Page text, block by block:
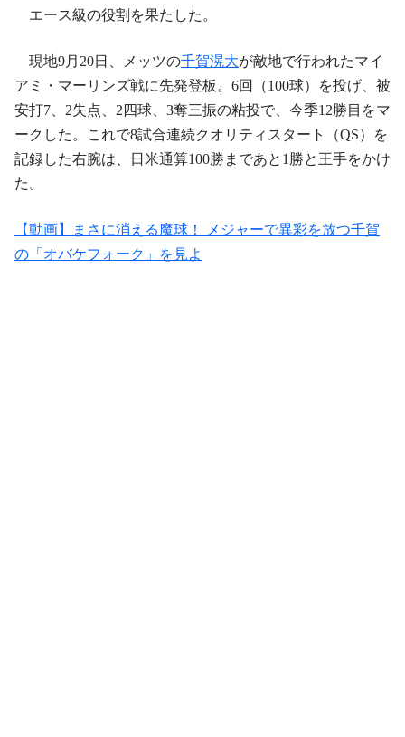
エース級の役割を果たした。
現地9月20日、メッツの千賀滉大が敵地で行われたマイ
アミ・マーリンズ戦に先発登板。6回（100球）を投げ、被
安打7、2失点、2四球、3奪三振の粘投で、今季12勝目をマ
ークした。これで8試合連続クオリティスタート（QS）を
記録した右腕は、日米通算100勝まであと1勝と王手をかけ
た。
【動画】まさに消える魔球！ メジャーで異彩を放つ千賀
の「オバケフォーク」を見よ